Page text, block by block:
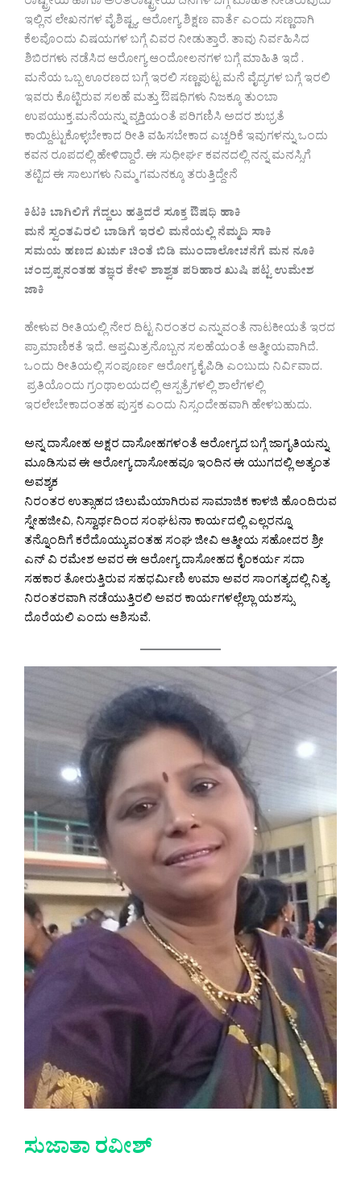
ಇಲ್ಲಿನ ಲೇಖನಗಳ ವೈಶಿಷ್ಟ್ಯ. ಆರೋಗ್ಯ ಶಿಕ್ಷಣ ವಾರ್ತೆ ಎಂದು ಸಣ್ಣದಾಗಿ
ಕೆಲವೊಂದು ವಿಷಯಗಳ ಬಗ್ಗೆ ವಿವರ ನೀಡುತ್ತಾರೆ. ತಾವು ನಿರ್ವಹಿಸಿದ
ಶಿಬಿರಗಳು ನಡೆಸಿದ ಆರೋಗ್ಯ ಆಂದೋಲನಗಳ ಬಗ್ಗೆ ಮಾಹಿತಿ ಇದೆ .
ಮನೆಯ ಒಬ್ಬ ಊರಣದ ಬಗ್ಗೆ ಇರಲಿ ಸಣ್ಣಪುಟ್ಟ ಮನೆ ವೈದ್ಯಗಳ ಬಗ್ಗೆ ಇರಲಿ
ಇವರು ಕೊಟ್ಟಿರುವ ಸಲಹೆ ಮತ್ತು ಔಷಧಿಗಳು ನಿಜಕ್ಕೂ ತುಂಬಾ
ಉಪಯುಕ್ತ.ಮನೆಯನ್ನು ವ್ಯಕ್ತಿಯಂತೆ ಪರಿಗಣಿಸಿ ಅದರ ಶುಭ್ರತೆ
ಕಾಯ್ದಿಟ್ಟುಕೊಳ್ಳಬೇಕಾದ ರೀತಿ ವಹಿಸಬೇಕಾದ ಎಚ್ಚರಿಕೆ ಇವುಗಳನ್ನು ಒಂದು
ಕವನ ರೂಪದಲ್ಲಿ ಹೇಳಿದ್ದಾರೆ. ಈ ಸುಧೀರ್ಘ ಕವನದಲ್ಲಿ ನನ್ನ ಮನಸ್ಸಿಗೆ
ತಟ್ಟಿದ ಈ ಸಾಲುಗಳು ನಿಮ್ಮ ಗಮನಕ್ಕೂ ತರುತ್ತಿದ್ದೇನೆ
ಕಿಟಕಿ ಬಾಗಿಲಿಗೆ ಗೆದ್ದಲು ಹತ್ತಿದರೆ ಸೂಕ್ತ ಔಷಧಿ ಹಾಕಿ
ಮನೆ ಸ್ವಂತವಿರಲಿ ಬಾಡಿಗೆ ಇರಲಿ ಮನೆಯಲ್ಲಿ ನೆಮ್ಮದಿ ಸಾಕಿ
ಸಮಯ ಹಣದ ಖರ್ಚು ಚಿಂತೆ ಬಿಡಿ ಮುಂದಾಲೋಚನೆಗೆ ಮನ ನೂಕಿ
ಚಂದ್ರಪ್ಪನಂತಹ ತಜ್ಞರ ಕೇಳಿ ಶಾಶ್ವತ ಪರಿಹಾರ ಖುಷಿ ಪಟ್ಟ ಉಮೇಶ
ಜಾಕಿ
ಹೇಳುವ ರೀತಿಯಲ್ಲಿ ನೇರ ದಿಟ್ಟ ನಿರಂತರ ಎನ್ನುವಂತೆ ನಾಟಕೀಯತೆ ಇರದ
ಪ್ರಾಮಾಣಿಕತೆ ಇದೆ. ಆಪ್ತಮಿತ್ರನೊಬ್ಬನ ಸಲಹೆಯಂತೆ ಆತ್ಮೀಯವಾಗಿದೆ.
ಒಂದು ರೀತಿಯಲ್ಲಿ ಸಂಪೂರ್ಣ ಆರೋಗ್ಯ ಕೈಪಿಡಿ ಎಂಬುದು ನಿರ್ವಿವಾದ.
ಪ್ರತಿಯೊಂದು ಗ್ರಂಥಾಲಯದಲ್ಲಿ ಆಸ್ಪತ್ರೆಗಳಲ್ಲಿ ಶಾಲೆಗಳಲ್ಲಿ
ಇರಲೇಬೇಕಾದಂತಹ ಪುಸ್ತಕ ಎಂದು ನಿಸ್ಸಂದೇಹವಾಗಿ ಹೇಳಬಹುದು.‌
ಅನ್ನ ದಾಸೋಹ ಅಕ್ಷರ ದಾಸೋಹಗಳಂತೆ ಆರೋಗ್ಯದ ಬಗ್ಗೆ ಜಾಗೃತಿಯನ್ನು
ಮೂಡಿಸುವ ಈ ಆರೋಗ್ಯ ದಾಸೋಹವೂ ಇಂದಿನ ಈ ಯುಗದಲ್ಲಿ ಅತ್ಯಂತ
ಅವಶ್ಯಕ
ನಿರಂತರ ಉತ್ಸಾಹದ ಚಿಲುಮೆಯಾಗಿರುವ ಸಾಮಾಜಿಕ ಕಾಳಜಿ ಹೊಂದಿರುವ
ಸ್ನೇಹಜೀವಿ, ನಿಸ್ವಾರ್ಥದಿಂದ ಸಂಘಟನಾ ಕಾರ್ಯದಲ್ಲಿ ಎಲ್ಲರನ್ನೂ
ತನ್ನೊಂದಿಗೆ ಕರೆದೊಯ್ಯುವಂತಹ ಸಂಘ ಜೀವಿ ಆತ್ಮೀಯ ಸಹೋದರ ಶ್ರೀ
ಎನ್ ವಿ ರಮೇಶ ಅವರ ಈ ಆರೋಗ್ಯ ದಾಸೋಹದ ಕೈಂಕರ್ಯ ಸದಾ
ಸಹಕಾರ ತೋರುತ್ತಿರುವ ಸಹಧರ್ಮಿಣಿ ಉಮಾ ಅವರ ಸಾಂಗತ್ಯದಲ್ಲಿ ನಿತ್ಯ
ನಿರಂತರವಾಗಿ ನಡೆಯುತ್ತಿರಲಿ ಅವರ ಕಾರ್ಯಗಳಲ್ಲೆಲ್ಲಾ ಯಶಸ್ಸು
ದೊರೆಯಲಿ ಎಂದು ಆಶಿಸುವೆ.
ಸುಜಾತಾ ರವೀಶ್